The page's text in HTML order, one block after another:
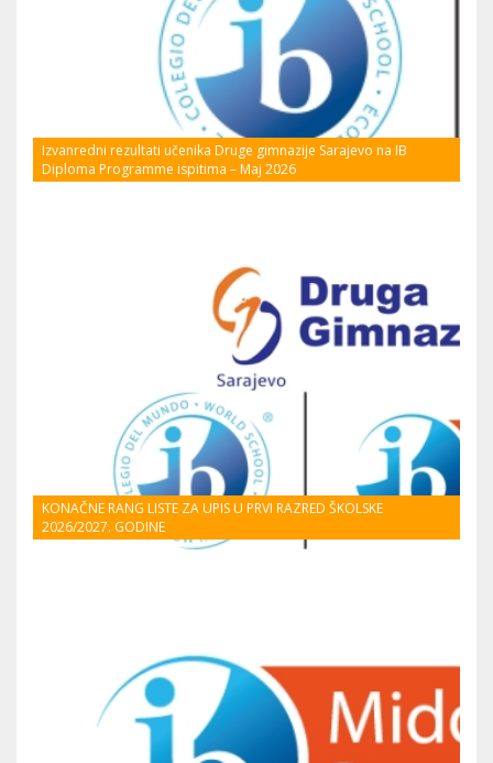
Izvanredni rezultati učenika Druge gimnazije Sarajevo na IB
Diploma Programme ispitima – Maj 2026
KONAČNE RANG LISTE ZA UPIS U PRVI RAZRED ŠKOLSKE
2026/2027. GODINE